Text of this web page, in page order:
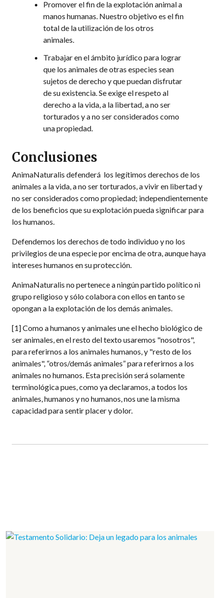
Promover el fin de la explotación animal a
manos humanas. Nuestro objetivo es el fin
total de la utilización de los otros
animales.
Trabajar en el ámbito jurídico para lograr
que los animales de otras especies sean
sujetos de derecho y que puedan disfrutar
de su existencia. Se exige el respeto al
derecho a la vida, a la libertad, a no ser
torturados y a no ser considerados como
una propiedad.
Conclusiones
AnimaNaturalis defenderá los legítimos derechos de los
animales a la vida, a no ser torturados, a vivir en libertad y
no ser considerados como propiedad; independientemente
de los beneficios que su explotación pueda significar para
los humanos.
Defendemos los derechos de todo individuo y no los
privilegios de una especie por encima de otra, aunque haya
intereses humanos en su protección.
AnimaNaturalis no pertenece a ningún partido político ni
grupo religioso y sólo colabora con ellos en tanto se
opongan a la explotación de los demás animales.
[1] Como a humanos y animales une el hecho biológico de
ser animales, en el resto del texto usaremos "nosotros",
para referirnos a los animales humanos, y "resto de los
animales", “otros/demás animales” para referirnos a los
animales no humanos. Esta precisión será solamente
terminológica pues, como ya declaramos, a todos los
animales, humanos y no humanos, nos une la misma
capacidad para sentir placer y dolor.